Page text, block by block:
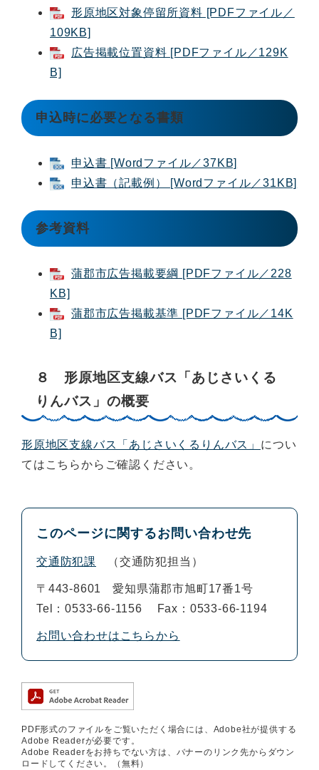
形原地区対象停留所資料 [PDFファイル／
109KB]
広告掲載位置資料 [PDFファイル／129K
B]
申込時に必要となる書類
申込書 [Wordファイル／37KB]
申込書（記載例） [Wordファイル／31KB]
参考資料
蒲郡市広告掲載要綱 [PDFファイル／228
KB]
蒲郡市広告掲載基準 [PDFファイル／14K
B]
８ 形原地区支線バス「あじさいくる
りんバス」の概要
形原地区支線バス「あじさいくるりんバス」 につい
てはこちらからご確認ください。
このページに関するお問い合わせ先
交通防犯課 交通防犯担当
〒443-8601
愛知県蒲郡市旭町17番1号
Tel：0533-66-1156
Fax：0533-66-1194
お問い合わせはこちらから
PDF形式のファイルをご覧いただく場合には、Adobe社が提供する
Adobe Readerが必要です。
Adobe Readerをお持ちでない方は、バナーのリンク先からダウン
ロードしてください。（無料）